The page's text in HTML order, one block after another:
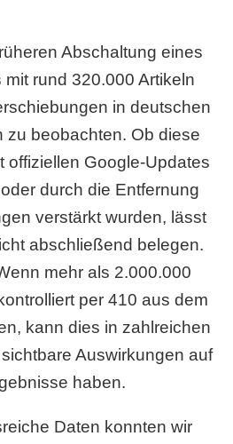
Abschaltung eines
rund 320.000 Artikeln
in deutschen
zu beobachten. Ob diese
offiziellen Google-Updates
durch die Entfernung
verstärkt wurden, lässt
abschließend belegen.
mehr als 2.000.000
per 410 aus dem
kann dies in zahlreichen
Auswirkungen auf
haben.
Daten konnten wir